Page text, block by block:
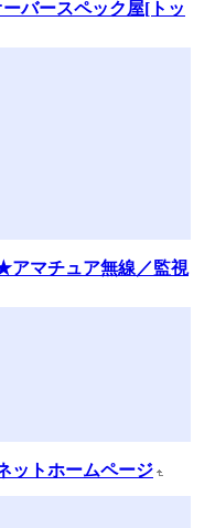
バースペック屋[トッ
アマチュア無線／監視
ットホームページ